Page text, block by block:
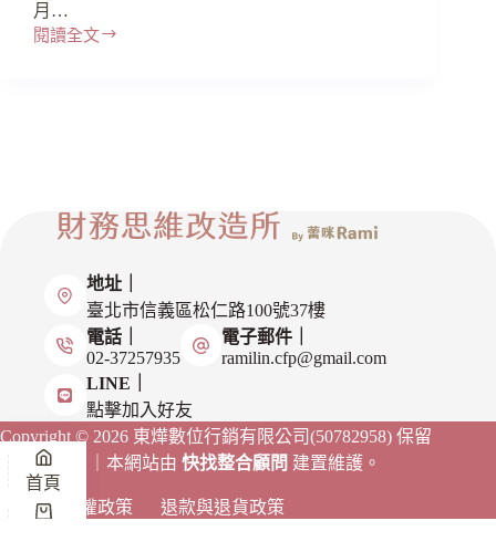
月…
閱讀全文
地址｜
臺北市信義區松仁路100號37樓
電話｜
02-37257935
電子郵件｜
ramilin.cfp@gmail.com
LINE｜
點擊加入好友
Copyright © 2026 東燁數位行銷有限公司(50782958) 保留
一切權利。｜本網站由 快找整合顧問 建置維護。
隱私權政策 退款與退貨政策
首頁